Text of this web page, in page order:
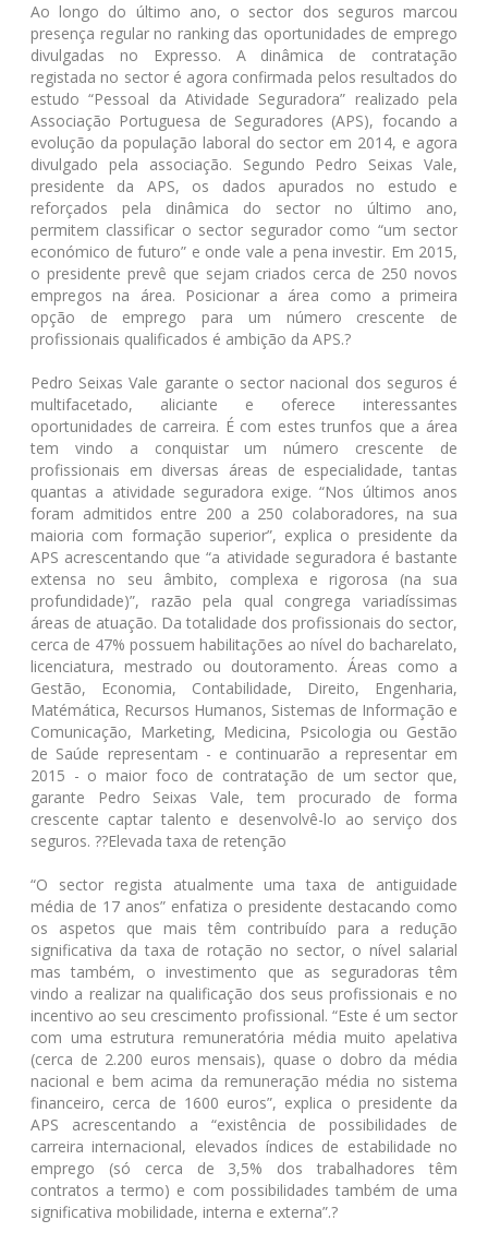
Ao longo do último ano, o sector dos seguros marcou
presença regular no ranking das oportunidades de emprego
divulgadas no Expresso. A dinâmica de contratação
registada no sector é agora confirmada pelos resultados do
estudo “Pessoal da Atividade Seguradora” realizado pela
Associação Portuguesa de Seguradores (APS), focando a
evolução da população laboral do sector em 2014, e agora
divulgado pela associação. Segundo Pedro Seixas Vale,
presidente da APS, os dados apurados no estudo e
reforçados pela dinâmica do sector no último ano,
permitem classificar o sector segurador como “um sector
económico de futuro” e onde vale a pena investir. Em 2015,
o presidente prevê que sejam criados cerca de 250 novos
empregos na área. Posicionar a área como a primeira
opção de emprego para um número crescente de
profissionais qualificados é ambição da APS.?
Pedro Seixas Vale garante o sector nacional dos seguros é
multifacetado, aliciante e oferece interessantes
oportunidades de carreira. É com estes trunfos que a área
tem vindo a conquistar um número crescente de
profissionais em diversas áreas de especialidade, tantas
quantas a atividade seguradora exige. “Nos últimos anos
foram admitidos entre 200 a 250 colaboradores, na sua
maioria com formação superior”, explica o presidente da
APS acrescentando que “a atividade seguradora é bastante
extensa no seu âmbito, complexa e rigorosa (na sua
profundidade)”, razão pela qual congrega variadíssimas
áreas de atuação. Da totalidade dos profissionais do sector,
cerca de 47% possuem habilitações ao nível do bacharelato,
licenciatura, mestrado ou doutoramento. Áreas como a
Gestão, Economia, Contabilidade, Direito, Engenharia,
Matémática, Recursos Humanos, Sistemas de Informação e
Comunicação, Marketing, Medicina, Psicologia ou Gestão
de Saúde representam - e continuarão a representar em
2015 - o maior foco de contratação de um sector que,
garante Pedro Seixas Vale, tem procurado de forma
crescente captar talento e desenvolvê-lo ao serviço dos
seguros. ??Elevada taxa de retenção
“O sector regista atualmente uma taxa de antiguidade
média de 17 anos” enfatiza o presidente destacando como
os aspetos que mais têm contribuído para a redução
significativa da taxa de rotação no sector, o nível salarial
mas também, o investimento que as seguradoras têm
vindo a realizar na qualificação dos seus profissionais e no
incentivo ao seu crescimento profissional. “Este é um sector
com uma estrutura remuneratória média muito apelativa
(cerca de 2.200 euros mensais), quase o dobro da média
nacional e bem acima da remuneração média no sistema
financeiro, cerca de 1600 euros”, explica o presidente da
APS acrescentando a “existência de possibilidades de
carreira internacional, elevados índices de estabilidade no
emprego (só cerca de 3,5% dos trabalhadores têm
contratos a termo) e com possibilidades também de uma
significativa mobilidade, interna e externa”.?